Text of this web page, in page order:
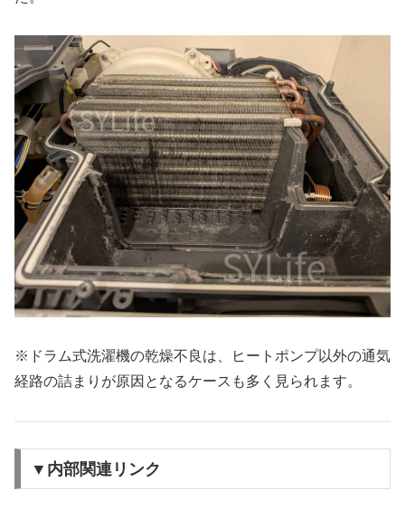
※ドラム式洗濯機の乾燥不良は、ヒートポンプ以外の通気
経路の詰まりが原因となるケースも多く見られます。
▼内部関連リンク